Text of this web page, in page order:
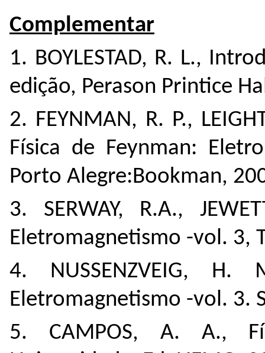
Complementar
1. BOYLESTAD, R. L.,
edição, Perason Printice
2. FEYNMAN, R. P.,
Física de Feynman:
Porto Alegre:Bookman,
3. SERWAY, R.A.,
Eletromagnetismo -vol. 3,
4. NUSSENZVEIG,
Eletromagnetismo -vol. 3.
5. CAMPOS, A. A.,